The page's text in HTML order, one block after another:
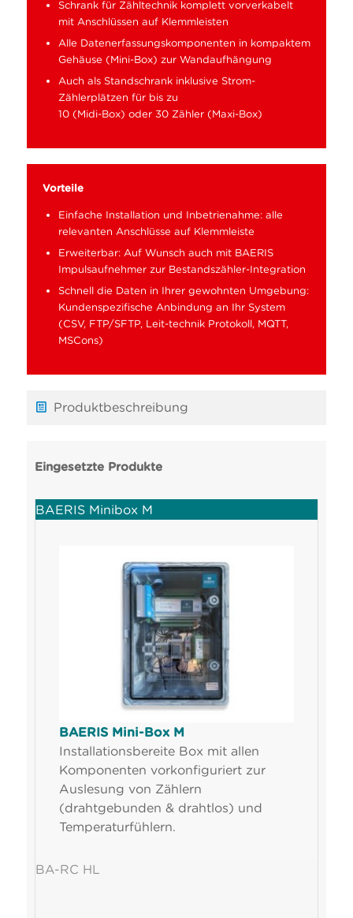
Schrank für Zähltechnik komplett vorverkabelt
mit Anschlüssen auf Klemmleisten
Alle Datenerfassungskomponenten in kompaktem
Gehäuse (Mini-Box) zur Wandaufhängung
Auch als Standschrank inklusive Strom-
Zählerplätzen für bis zu
10 (Midi-Box) oder 30 Zähler (Maxi-Box)
Vorteile
Einfache Installation und Inbetrienahme: alle
relevanten Anschlüsse auf Klemmleiste
Erweiterbar: Auf Wunsch auch mit BAERIS
Impulsaufnehmer zur Bestandszähler-Integration
Schnell die Daten in Ihrer gewohnten Umgebung:
Kundenspezifische Anbindung an Ihr System
(CSV, FTP/SFTP, Leit-technik Protokoll, MQTT,
MSCons)
Produktbeschreibung
Eingesetzte Produkte
BAERIS Minibox M
BAERIS Mini-Box M
Installationsbereite Box mit allen
Komponenten vorkonfiguriert zur
Auslesung von Zählern
(drahtgebunden & drahtlos) und
Temperaturfühlern.
BA-RC HL